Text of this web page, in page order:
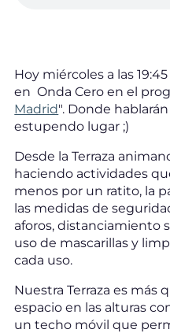
Hoy miércoles a las
en Onda Cero en el
Madrid". Donde
estupendo lugar ;)
Desde la Terraza
haciendo actividades
menos por un ratito, la
las medidas de
aforos, distanciamiento
uso de mascarillas y
cada uso.
Nuestra Terraza es más
espacio en las alturas
un techo móvil que